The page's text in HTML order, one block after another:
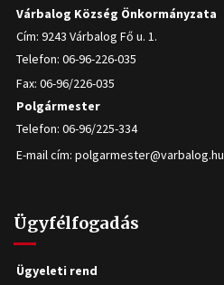
Várbalog Község Önkormányzata
Cím: 9243 Várbalog Fő u. 1.
Telefon: 06-96-226-035
Fax: 06-96/226-035
Polgármester
Telefon: 06-96/225-334
E-mail cím: polgarmester@varbalog.hu
Ügyfélfogadás
Ügyeleti rend